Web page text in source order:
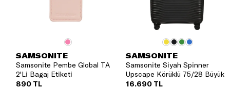
SAMSONITE
Samsonite Pembe Global TA
2'Li Bagaj Etiketi
890 TL
SAMSONITE
Samsonite Siyah Spinner
Upscape Körüklü 75/28 Büyük
Boy Valiz
16.690 TL